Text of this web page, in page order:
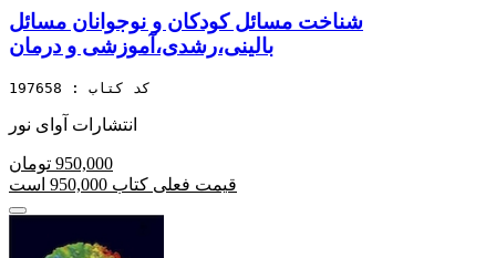
شناخت مسائل کودکان و نوجوانان مسائل
بالینی،رشدی،آموزشی و درمان
کد کتاب : 197658
انتشارات آوای نور
950,000 تومان
قیمت فعلی کتاب 950,000 است